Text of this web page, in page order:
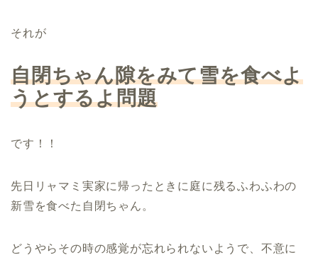
それが
自閉ちゃん隙をみて雪を食べよ
うとするよ問題
です！！
先日リャマミ実家に帰ったときに庭に残るふわふわの
新雪を食べた自閉ちゃん。
どうやらその時の感覚が忘れられないようで、不意に